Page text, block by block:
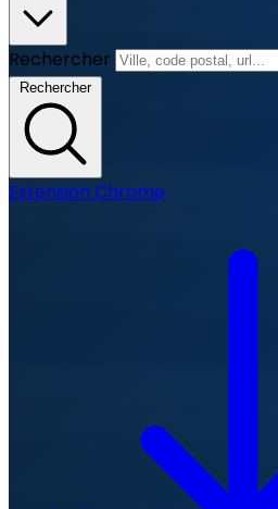
Rechercher
Rechercher
Extension Chrome